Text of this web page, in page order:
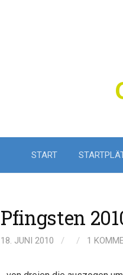
START
Pfingsten
18. JUNI 2010 / / 1